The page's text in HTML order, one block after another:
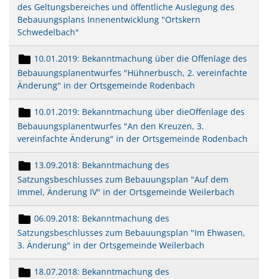
des Geltungsbereiches und öffentliche Auslegung des
Bebauungsplans Innenentwicklung "Ortskern
Schwedelbach"
10.01.2019: Bekanntmachung über die Offenlage des
Bebauungsplanentwurfes "Hühnerbusch, 2. vereinfachte
Änderung" in der Ortsgemeinde Rodenbach
10.01.2019: Bekanntmachung über dieOffenlage des
Bebauungsplanentwurfes "An den Kreuzen, 3.
vereinfachte Änderung" in der Ortsgemeinde Rodenbach
13.09.2018: Bekanntmachung des
Satzungsbeschlusses zum Bebauungsplan "Auf dem
Immel, Änderung IV" in der Ortsgemeinde Weilerbach
06.09.2018: Bekanntmachung des
Satzungsbeschlusses zum Bebauungsplan "Im Ehwasen,
3. Änderung" in der Ortsgemeinde Weilerbach
18.07.2018: Bekanntmachung des